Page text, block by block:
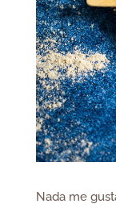
Nada me